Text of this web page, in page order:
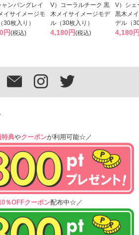
ンパングレイ
イサイメージモ
30枚入り）
円(税込)
V）コーラルチーク 黒
木メイサイメージモデ
ル（30枚入り）
4,180円(税込)
V）シェ
黒木メ
デル（
4,180
特典やクーポンが利用可能☆／
％OFFクーポン配布中☆／